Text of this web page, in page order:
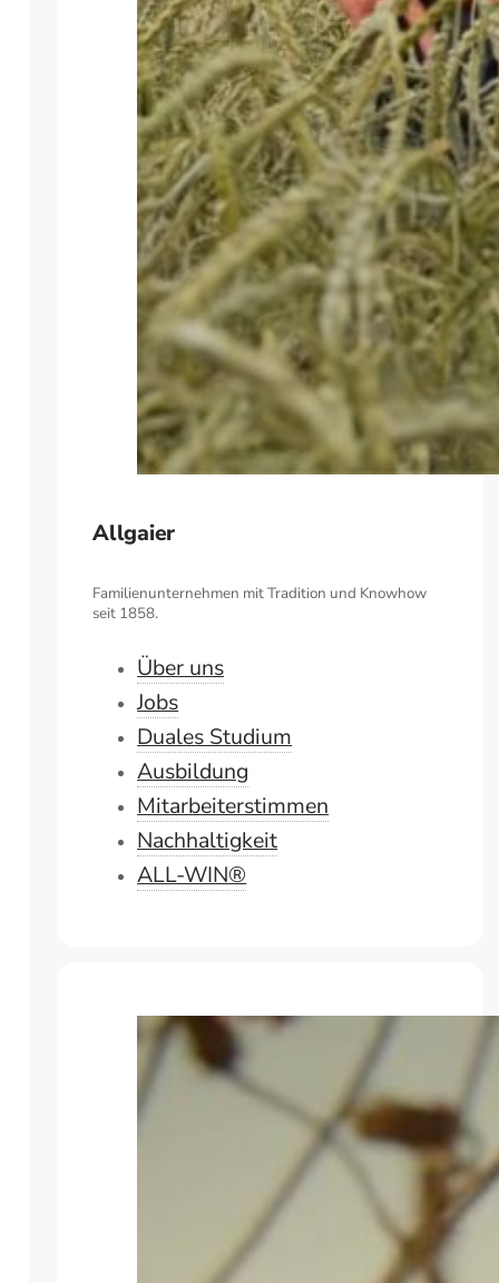
Allgaier
Familienunternehmen mit Tradition und Knowhow
seit 1858.
Über uns
Jobs
Duales Studium
Ausbildung
Mitarbeiterstimmen
Nachhaltigkeit
ALL-WIN®